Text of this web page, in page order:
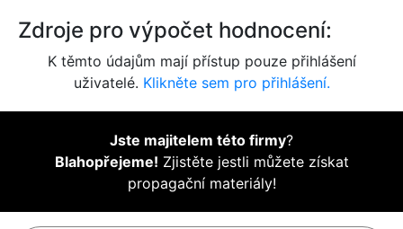
Zdroje pro výpočet hodnocení:
K těmto údajům mají přístup pouze přihlášení
uživatelé. Klikněte sem pro přihlášení.
Jste majitelem této firmy?
Blahopřejeme! Zjistěte jestli můžete získat
propagační materiály!